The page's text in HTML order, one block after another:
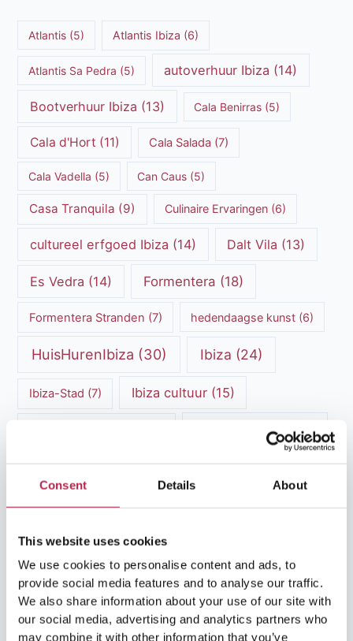
Consent Details About
This website uses cookies
We use cookies to personalise content and ads, to
provide social media features and to analyse our traffic.
We also share information about your use of our site with
our social media, advertising and analytics partners who
may combine it with other information that you’ve
Atlantis (5) Atlantis Ibiza (6)
Atlantis Sa Pedra (5) autoverhuur Ibiza (14)
Bootverhuur Ibiza (13) Cala Benirras (5)
Cala d'Hort (11) Cala Salada(7)
Cala Vadella (5) Can Caus (5)
Casa Tranquila (9) Culinaire Ervaringen(6)
cultureel erfgoed Ibiza (14) Dalt Vila (13)
Es Vedra (14) Formentera (18)
Formentera Stranden (7) hedendaagse kunst(6)
HuisHurenIbiza (30) Ibiza (24)
Ibiza-Stad (7) Ibiza cultuur(15)
Ibiza nachtleven (12)
Ibiza Reisgids(5) Ibiza reistips(5)
Ibiza Villa Verhuur (6) luxe vakantie(5)
Luxe villa's Ibiza(43) luxe villas(13)